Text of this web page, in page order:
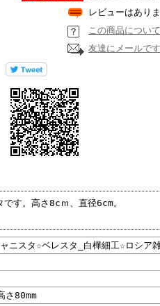
レビューはあり
この商品につい
友達にメールで
す。高さ8cｍ、直径6cm。
ニスタ☆ベレスタ_白樺細工☆ロシア
80mm